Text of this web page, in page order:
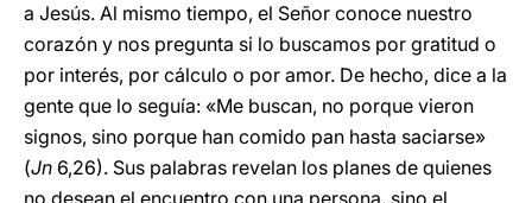
a Jesús. Al mismo tiempo, el Señor conoce nuestro
corazón y nos pregunta si lo buscamos por gratitud o
por interés, por cálculo o por amor. De hecho, dice a la
gente que lo seguía: «Me buscan, no porque vieron
signos, sino porque han comido pan hasta saciarse»
(Jn 6,26). Sus palabras revelan los planes de quienes
no desean el encuentro con una persona, sino el